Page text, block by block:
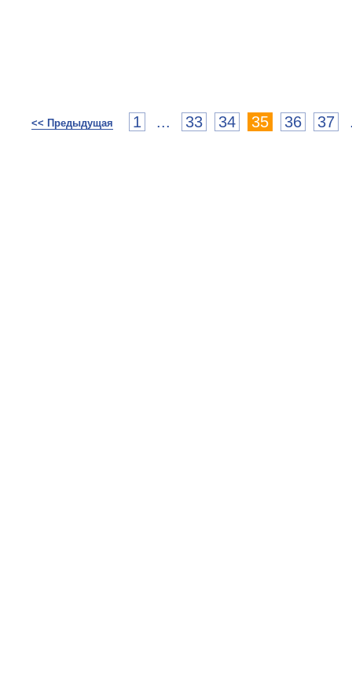
<< Предыдущая 1 ... 33 34 35 36 37